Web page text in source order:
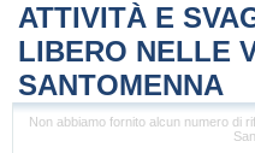
ATTIVITÀ E
LIBERO NELLE
SANTOMENNA
Non abbiamo fornito alcun numero di